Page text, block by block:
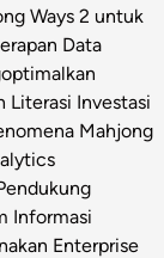
Ways 2 untuk
Data
Literasi Investasi
Mahjong
Informasi
Enterprise